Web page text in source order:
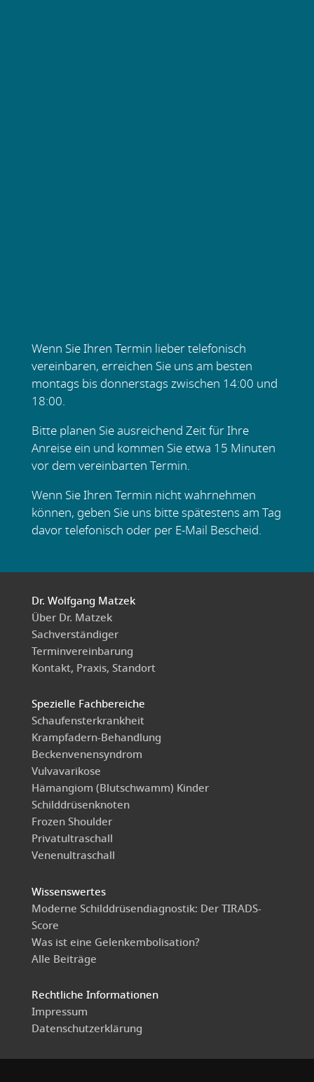
Wenn Sie Ihren Termin lieber telefonisch
vereinbaren, erreichen Sie uns am besten
montags bis donnerstags zwischen 14:00 und
18:00.
Bitte planen Sie ausreichend Zeit für Ihre
Anreise ein und kommen Sie etwa 15 Minuten
vor dem vereinbarten Termin.
Wenn Sie Ihren Termin nicht wahrnehmen
können, geben Sie uns bitte spätestens am Tag
davor telefonisch oder per E-Mail Bescheid.
Dr. Wolfgang Matzek
Über Dr. Matzek
Sachverständiger
Terminvereinbarung
Kontakt, Praxis, Standort
Spezielle Fachbereiche
Schaufensterkrankheit
Krampfadern-Behandlung
Beckenvenensyndrom
Vulvavarikose
Hämangiom (Blutschwamm) Kinder
Schilddrüsenknoten
Frozen Shoulder
Privatultraschall
Venenultraschall
Wissenswertes
Moderne Schilddrüsendiagnostik: Der TIRADS-
Score
Was ist eine Gelenkembolisation?
Alle Beiträge
Rechtliche Informationen
Impressum
Datenschutzerklärung